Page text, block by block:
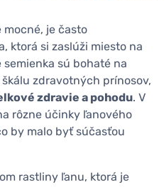
mocné, je často
ktorá si zaslúži miesto na
sú bohaté na
zdravotných prínosov,
zdravie a pohodu. V
rôzne účinky ľanového
by malo byť súčasťou
rastliny ľanu, ktorá je